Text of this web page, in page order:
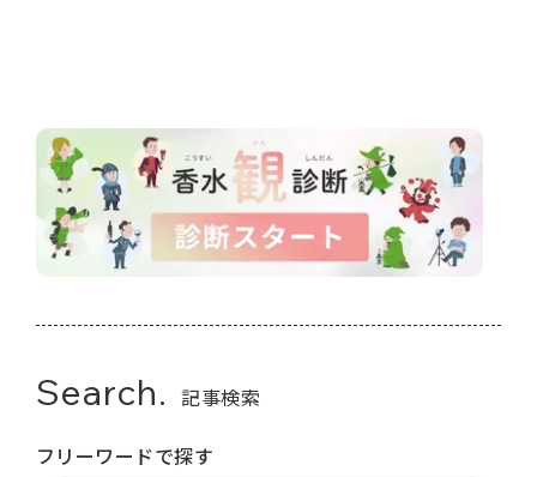
Search. 記事検索
フリーワードで探す